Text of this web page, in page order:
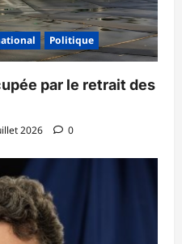
Politique
par le retrait des
2026 0